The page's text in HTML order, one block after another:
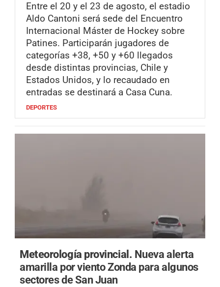
Entre el 20 y el 23 de agosto, el estadio
Aldo Cantoni será sede del Encuentro
Internacional Máster de Hockey sobre
Patines. Participarán jugadores de
categorías +38, +50 y +60 llegados
desde distintas provincias, Chile y
Estados Unidos, y lo recaudado en
entradas se destinará a Casa Cuna.
DEPORTES
Meteorología provincial. Nueva alerta
amarilla por viento Zonda para algunos
sectores de San Juan